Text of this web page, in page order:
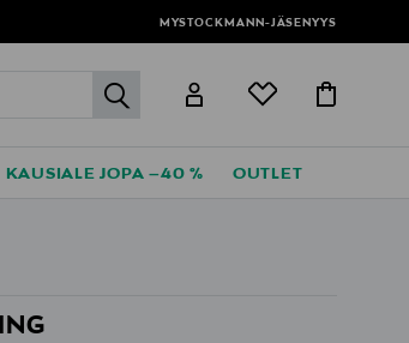
MYSTOCKMANN-JÄSENYYS
label.header.go
KAUSIALE JOPA –40 % OUTLET